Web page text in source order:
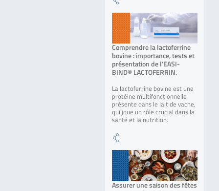
Comprendre la lactoferrine
bovine : importance, tests et
présentation de l’EASI-
BIND® LACTOFERRIN.
La lactoferrine bovine est une
protéine multifonctionnelle
présente dans le lait de vache,
qui joue un rôle crucial dans la
santé et la nutrition.
Assurer une saison des fêtes